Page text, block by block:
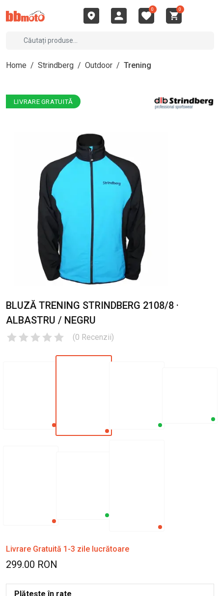
0 0
Home / Strindberg / Outdoor / Trening
LIVRARE GRATUITĂ
BLUZĂ TRENING STRINDBERG 2108/8 ·
ALBASTRU / NEGRU
(0 Recenzii)
Livrare Gratuită 1-3 zile lucrătoare
299.00 RON
Plătește în rate